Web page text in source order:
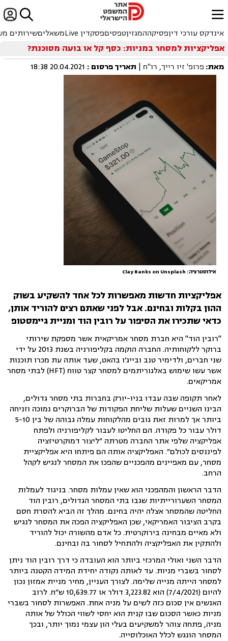

ﱐ
אינדקס עורכי דיןפסיקההמגזיןטפסיםפסקדין Live משאליםשירותים
אפליקציות למסחר במניות: כסף קל או בועה מסוכנת?
מאת: פרופ' זיו רייך, רו"ח | תאריך פרסום :
20.04.2021 18:38
אילוסטרציה: Clay Banks on Unsplash
אפליקציות חדשות מאפשרות לכל אחד להשקיע בשוק
ההון בקלות ובחינם. אבל לפני שאתם רצים להוריד אותן,
כדאי שתכירו את הסיפור על רובין הוד ומניית גיימסטופ
"רובין הוד" היא חברת מסחר אמריקאית אשר מספקת שירותי
ברוקר ללקוחותיה. החברה הוקמה בקליפורניה בשנת 2013 על ידי
שני חברים, ולדימיר טנב ובייג׳ו בהאט, שעד אותה עת מכרו תוכנות
אשר עשו שימוש באלגוריתמים למסחר קצר טווח (HFT) לבתי מסחר
אמריקאים.
לאחר תקופה שבה עבדו בניו-יורק בחברות בתי מסחר גדולים,
הבינו השניים שעלות שליחת הפקודות של הברוקרים נמוכה וזניחה
ביותר אך למרות זאת גובים מהלקוחות עמלה גבוהה של בין 5-10
דולר עבור כל פקודה. הם החליטו לעבור לקליפורניה ולפתח
אפליקציה שלפי אתר החברה מטרתה ״ליצור דמוקרטיזציה
לפיננסים לכולם״. האפליקציה אותה הם פיתחו היא אפליקציית
מסחר, עם מאפיינים מהפכניים שהפכו את המסחר לנגיש לקהל
הרחב.
הדבר הראשון והמהפכני הוא שאין עמלות מסחר. בניגוד לעמלות
המסחר השערורייתיות שגבו בתי המסחר הגדולים, רובין הוד
החליטה שהמסחר אצלה יהיה בחינם. מהלך זה הביא להסרת חסם
בקרב הציבור האמריקאי, שכן האפליקציה הפכה את המסחר לנגיש
ולא מאיים מבחינה בירוקרטית. כל אדם מהשורה יכול להוריד
ולהתקין את האפליקציה ולהתחיל לסחור בה ובחינם.
הדבר השני ואולי המרכזי ביותר הוא העובדה כי דרך רובין הוד ניתן
לסחור בשברי מניות. עד לאותה נקודה יחידת המידה הקטנה ביותר
למסחר הייתה מנייה שלימה. לצורך העניין, מחיר מניית אמזון נכון
להיום (7/4/2021) הוא 3,223.82 דולר או 10,639.77 ש״ח. לרוב
האנשים אין סכום כזה לשים על מניה אחת. האפשרות לסחור בשברי
מניות כאשר הסכום שבו קנית הוא יחסי לשווי הכולל של אותה
מניה, פתחה צוהר למשקיעים בעלי הון עצמי נמוך יותר, ובכך
המסחר הונגש לכלל האוכלוסייה.